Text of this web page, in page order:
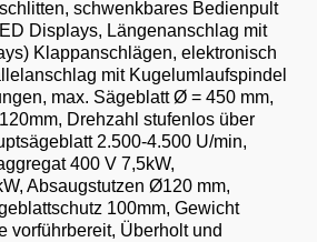
schwenkbares Bedienpult
Displays, Längenanschlag mit
Klappanschlägen, elektronisch
mit Kugelumlaufspindel
max. Sägeblatt Ø = 450 mm,
Drehzahl stufenlos über
2.500-4.500 U/min,
400 V 7,5kW,
Absaugstutzen Ø120 mm,
100mm, Gewicht
vorführbereit, Überholt und